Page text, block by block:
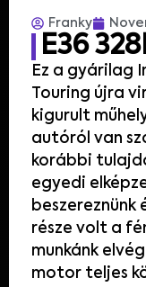
Franky
E36 328I
Ez a gyárilag
Touring újra
kigurult
autóról van
korábbi
egyedi
beszereznünk
része volt a
munkánk
motor teljes